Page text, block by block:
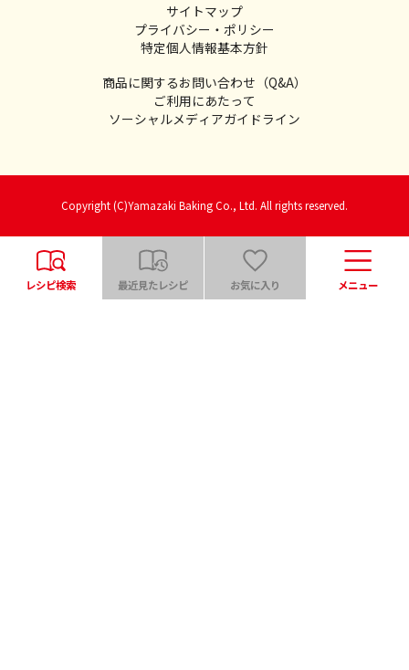
サイトマップ
プライバシー・ポリシー
特定個人情報基本方針
商品に関するお問い合わせ（Q&A）
ご利用にあたって
ソーシャルメディアガイドライン
Copyright (C)Yamazaki Baking Co., Ltd. All rights reserved.
レシピ検索 最近見たレシピ お気に入り メニュー